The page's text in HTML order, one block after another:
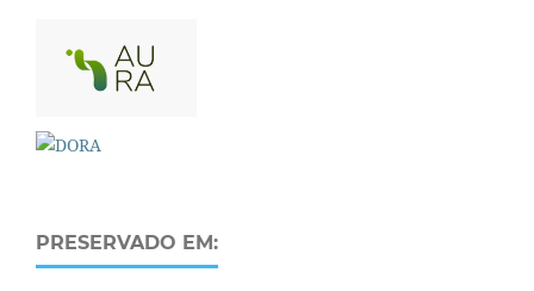
PRESERVADO EM: